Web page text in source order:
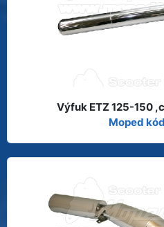
Výfuk ETZ 125-150
Moped